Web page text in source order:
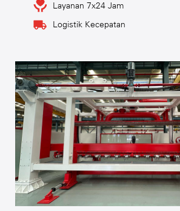
Layanan 7x24 Jam
Logistik Kecepatan